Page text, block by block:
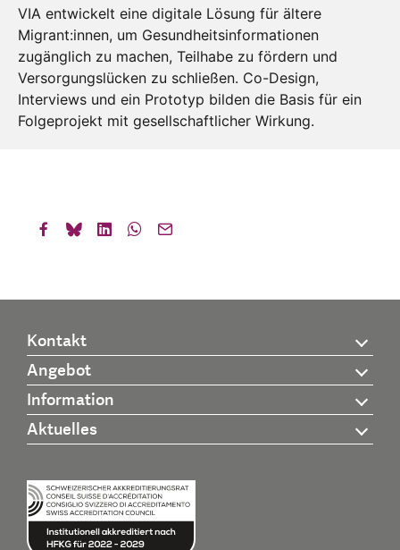
VIA entwickelt eine digitale Lösung für ältere
Migrant:innen, um Gesundheitsinformationen
zugänglich zu machen, Teilhabe zu fördern und
Versorgungslücken zu schließen. Co-Design,
Interviews und ein Prototyp bilden die Basis für ein
Folgeprojekt mit gesellschaftlicher Wirkung.
Kontakt
Angebot
Information
Aktuelles